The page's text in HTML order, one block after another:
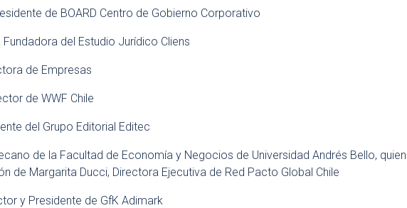
de BOARD Centro de Gobierno Corporativo
del Estudio Jurídico Cliens
de Empresas
de WWF Chile
del Grupo Editorial Editec
de la Facultad de Economía y Negocios de Universidad Andrés Bello, quien
de Margarita Ducci, Directora Ejecutiva de Red Pacto Global Chile
y Presidente de GfK Adimark